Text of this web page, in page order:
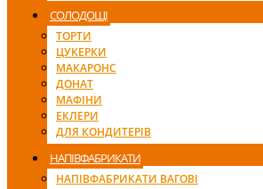
СОЛОДОЩІ
ТОРТИ
ЦУКЕРКИ
МАКАРОНС
ДОНАТ
МАФІНИ
ЕКЛЕРИ
ДЛЯ КОНДИТЕРІВ
НАПІВФАБРИКАТИ
НАПІВФАБРИКАТИ ВАГОВІ